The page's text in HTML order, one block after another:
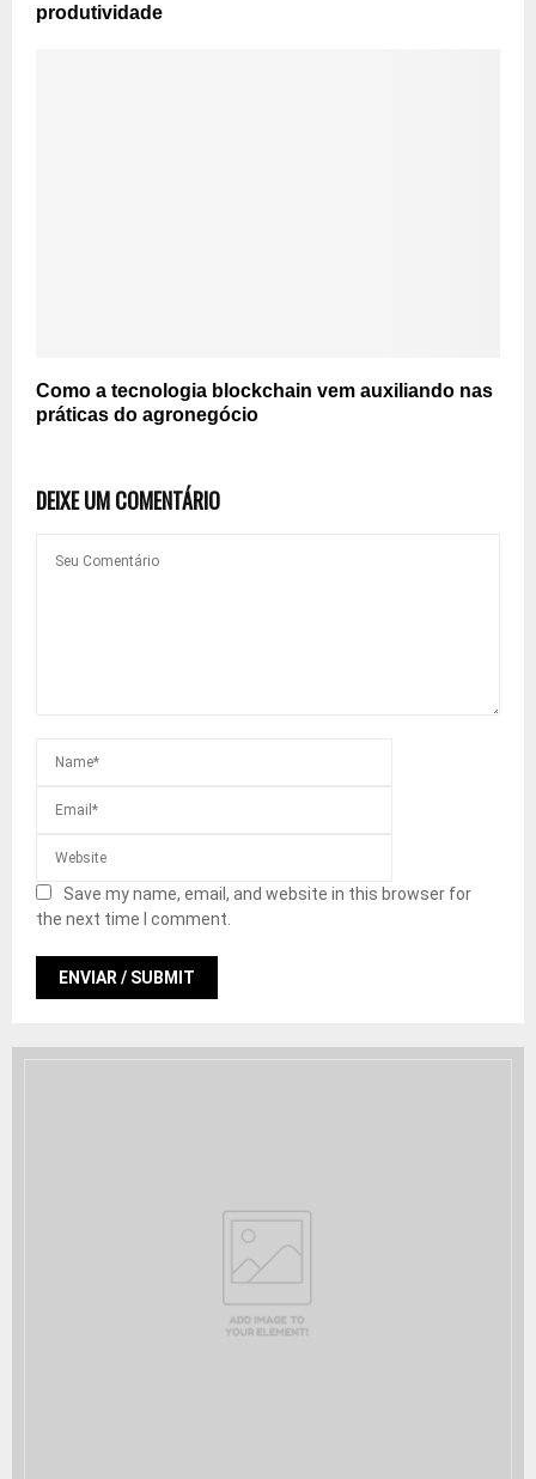
produtividade
Como a tecnologia blockchain vem auxiliando nas
práticas do agronegócio
DEIXE UM COMENTÁRIO
Save my name, email, and website in this browser for
the next time I comment.